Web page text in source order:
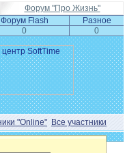
Форум "Про Жизнь"
Форум Flash
Разное
0
0
"Online" Все участники